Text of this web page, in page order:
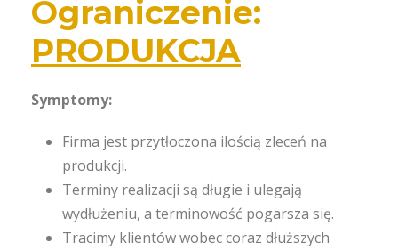
Ograniczenie:
PRODUKCJA
Symptomy:
Firma jest przytłoczona ilością zleceń na
produkcji.
Terminy realizacji są długie i ulegają
wydłużeniu, a terminowość pogarsza się.
Tracimy klientów wobec coraz dłuższych